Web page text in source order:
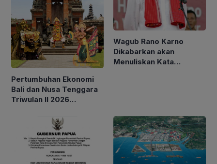
Pertumbuhan Ekonomi
Bali dan Nusa Tenggara
Triwulan II 2026
Wagub Rano Karno
Dikabarkan akan
Menuliskan Kata